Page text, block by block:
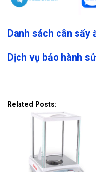
Danh sách cân sấy
Dịch vụ bảo hành
Related Posts: